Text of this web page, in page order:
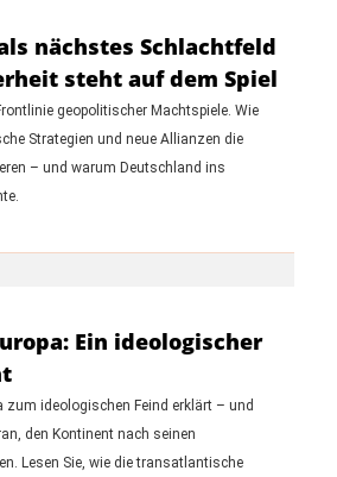
nächstes Schlachtfeld
steht auf dem Spiel
geopolitischer Machtspiele. Wie
Strategien und neue Allianzen die
– und warum Deutschland ins
Ein ideologischer
zum ideologischen Feind erklärt – und
den Kontinent nach seinen
Lesen Sie, wie die transatlantische